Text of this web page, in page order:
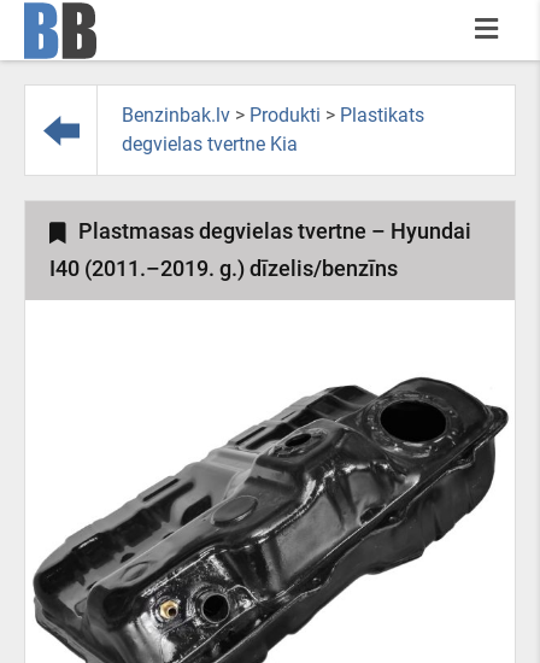
Benzinbak.lv > Produkti > Plastikats
degvielas tvertne Kia
Plastmasas degvielas tvertne – Hyundai
I40 (2011.–2019. g.) dīzelis/benzīns